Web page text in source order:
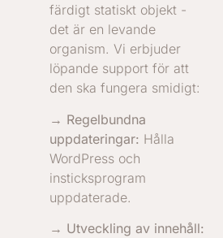
färdigt statiskt objekt -
det är en levande
organism. Vi erbjuder
löpande support för att
den ska fungera smidigt:
→ Regelbundna
uppdateringar: Hålla
WordPress och
insticksprogram
uppdaterade.
→ Utveckling av innehåll: